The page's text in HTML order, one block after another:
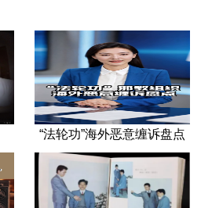
“法轮功”海外恶意缠诉盘点